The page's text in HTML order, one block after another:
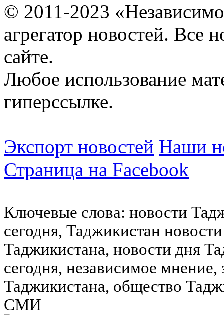
© 2011-2023
агрегатор новостей. Все
сайте.
Любое использование
гиперссылке.
Экспорт новостей Наши
Страница на Facebook
Ключевые слова: новости
сегодня, Таджикистан
Таджикистана, новости дня
сегодня, независимое
Таджикистана, общество
СМИ